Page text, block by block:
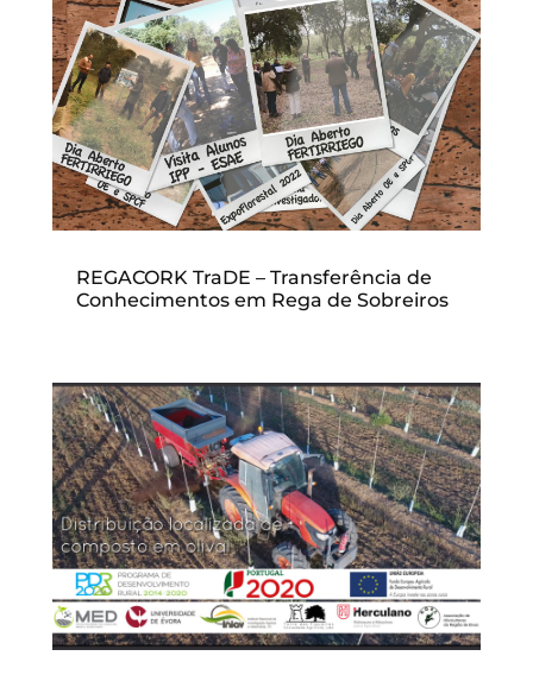
REGACORK TraDE – Transferência de
Conhecimentos em Rega de Sobreiros